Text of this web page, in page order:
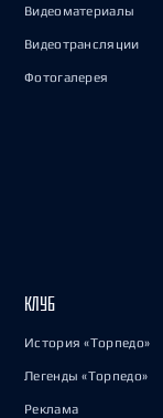
Видеоматериалы
Видеотрансляции
Фотогалерея
КЛУБ
История «Торпедо»
Легенды «Торпедо»
Реклама